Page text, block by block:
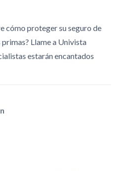
cómo proteger su seguro de
Llame a Univista
estarán encantados